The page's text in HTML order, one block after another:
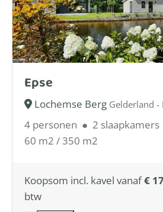
Epse
Lochemse Berg Gelderland -
4 personen ● 2 slaapkamers
60 m2 / 350 m2
Koopsom incl. kavel vanaf€
btw